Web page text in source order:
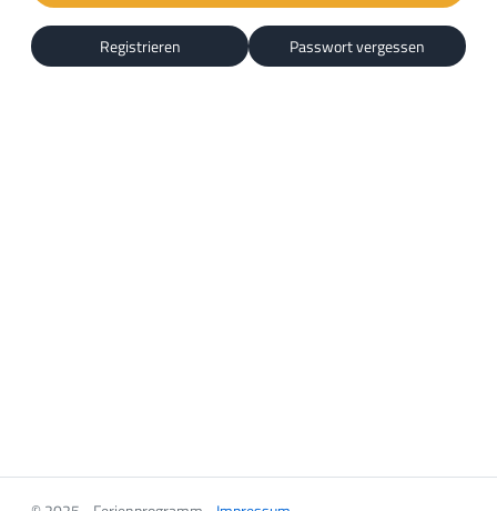
Registrieren Passwort vergessen